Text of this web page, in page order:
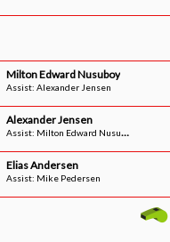
Milton Edward Nusuboy
Assist: Alexander Jensen
Alexander Jensen
Assist: Milton Edward Nusuboy
Elias Andersen
Assist: Mike Pedersen